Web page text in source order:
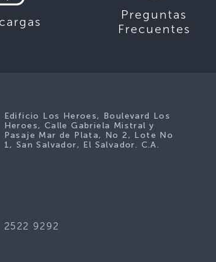
Preguntas
Frecuentes
Edificio Los Heroes, Boulevard Los
Heroes, Calle Gabriela Mistral y
Pasaje Mar de Plata, No 2, Lote No
1, San Salvador, El Salvador. C.A.
2522 9292